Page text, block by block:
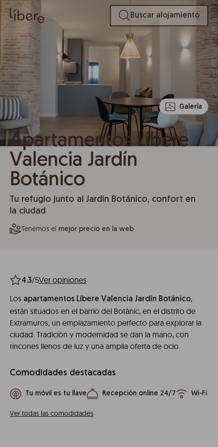
Buscar alojamiento
Galería
Apartamentos Líbere
Valencia Jardín
Botánico
Tu refugio junto al Jardín Botánico, confort en
la ciudad
Tenemos el mejor precio en la web
4.3/5Ver opiniones
Los apartamentos Líbere Valencia Jardín Botánico,
están situados en el barrio del Botànic, en el distrito de
Extramuros, un emplazamiento perfecto para explorar la
ciudad. Tradición y modernidad se dan la mano, con
rincones llenos de luz y una amplia oferta de ocio.
Comodidades destacadas
Tu móvil es tu llave Recepción online 24/7 Wi-Fi
Ver todas las comodidades